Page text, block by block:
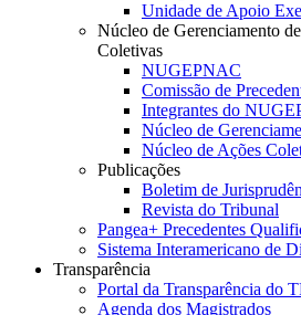
Unidade de Apoio
Núcleo de Gerenciamento
Coletivas
NUGEPNAC
Comissão de
Integrantes do
Núcleo de
Núcleo de Ações
Publicações
Boletim de
Revista do Tribunal
Pangea+ Precedentes
Sistema Interamericano de
Transparência
Portal da Transparência do
Agenda dos Magistrados